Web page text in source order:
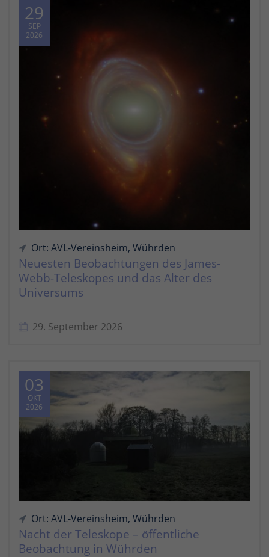
29
SEP
2026
Ort: AVL-Vereinsheim, Wührden
Neuesten Beobachtungen des James-
Webb-Teleskopes und das Alter des
Universums
29. September 2026
03
OKT
2026
Ort: AVL-Vereinsheim, Wührden
Nacht der Teleskope – öffentliche
Beobachtung in Wührden